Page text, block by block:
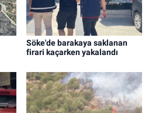
Söke'de barakaya saklanan
firari kaçarken yakalandı